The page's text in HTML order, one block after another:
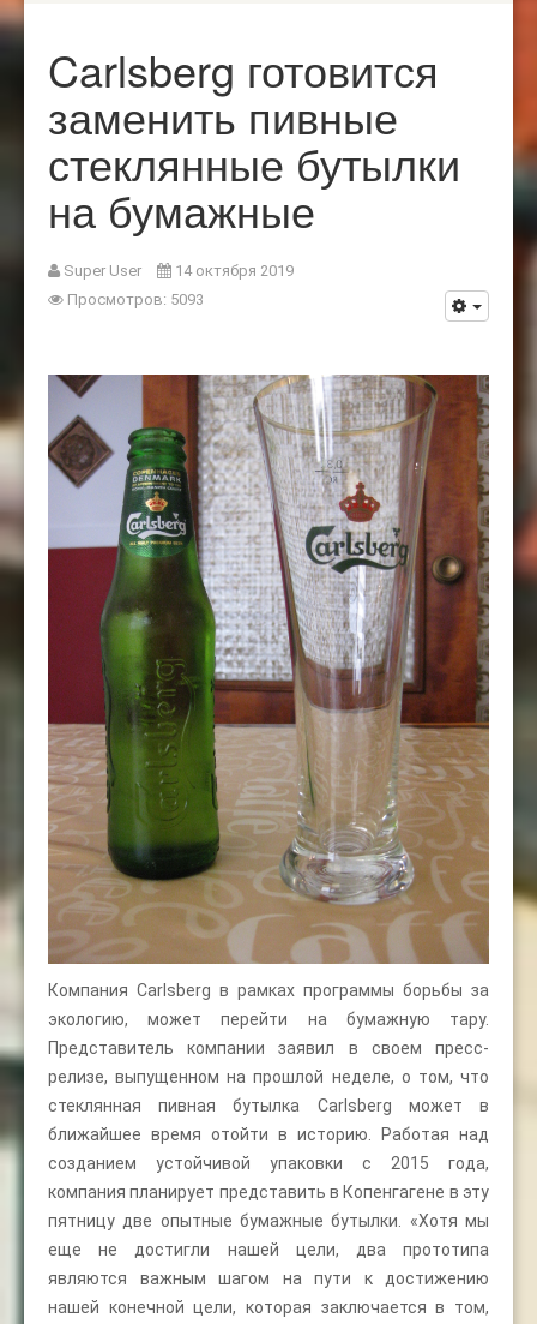
Carlsberg готовится
заменить пивные
стеклянные бутылки
на бумажные
Super User
14 октября 2019
Просмотров: 5093
Компания Carlsberg в рамках программы борьбы за
экологию, может перейти на бумажную тару.
Представитель компании заявил в своем пресс-
релизе, выпущенном на прошлой неделе, о том, что
стеклянная пивная бутылка Carlsberg может в
ближайшее время отойти в историю. Работая над
созданием устойчивой упаковки с 2015 года,
компания планирует представить в Копенгагене в эту
пятницу две опытные бумажные бутылки. «Хотя мы
еще не достигли нашей цели, два прототипа
являются важным шагом на пути к достижению
нашей конечной цели, которая заключается в том,